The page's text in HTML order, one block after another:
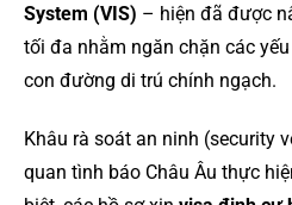
System (VIS) – hiện đã được
tối đa nhằm ngăn chặn các
con đường di trú chính ngạch.
Khâu rà soát an ninh (security
quan tình báo Châu Âu thực